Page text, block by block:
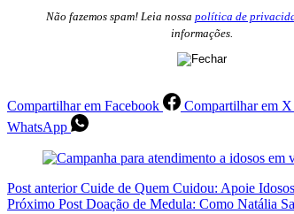
Não fazemos spam! Leia nossa política de
informações.
Compartilhar em Facebook Compartilhar em
WhatsApp
Post anteriorCuide de Quem Cuidou: Apoie
Próximo Post Doação de Medula: Como Natália